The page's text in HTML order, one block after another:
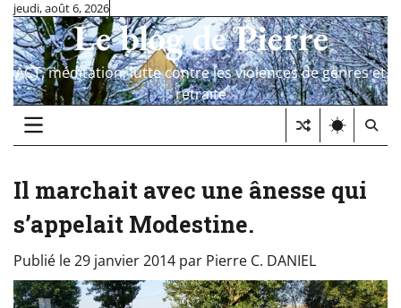
Skip
content
jeudi, août 6, 2026
Le blog de Pierre
ACT, méditation, lutte contre les violences de genres et
retraite
Il marchait avec une ânesse qui
s’appelait Modestine.
Publié le29 janvier 2014 par Pierre C. DANIEL